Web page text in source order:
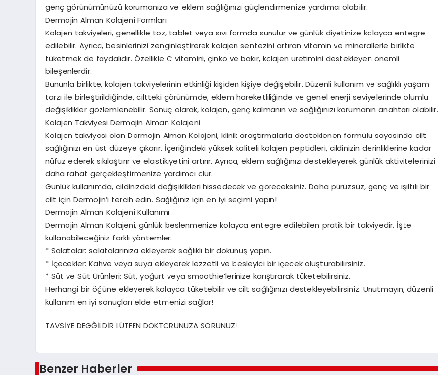
genç görünümünüzü korumanıza ve eklem sağlığınızı güçlendirmenize yardımcı olabilir.
Dermojin Alman Kolajeni Formları
Kolajen takviyeleri, genellikle toz, tablet veya sıvı formda sunulur ve günlük diyetinize kolayca entegre
edilebilir. Ayrıca, besinlerinizi zenginleştirerek kolajen sentezini artıran vitamin ve minerallerle birlikte
tüketmek de faydalıdır. Özellikle C vitamini, çinko ve bakır, kolajen üretimini destekleyen önemli
bileşenlerdir.
Bununla birlikte, kolajen takviyelerinin etkinliği kişiden kişiye değişebilir. Düzenli kullanım ve sağlıklı yaşam
tarzı ile birleştirildiğinde, ciltteki görünümde, eklem hareketliliğinde ve genel enerji seviyelerinde olumlu
değişiklikler gözlemlenebilir. Sonuç olarak, kolajen, genç kalmanın ve sağlığınızı korumanın anahtarı olabilir.
Kolajen Takviyesi Dermojin Alman Kolajeni
Kolajen takviyesi olan Dermojin Alman Kolajeni, klinik araştırmalarla desteklenen formülü sayesinde cilt
sağlığınızı en üst düzeye çıkarır. İçeriğindeki yüksek kaliteli kolajen peptidleri, cildinizin derinliklerine kadar
nüfuz ederek sıkılaştırır ve elastikiyetini artırır. Ayrıca, eklem sağlığınızı destekleyerek günlük aktivitelerinizi
daha rahat gerçekleştirmenize yardımcı olur.
Günlük kullanımda, cildinizdeki değişiklikleri hissedecek ve göreceksiniz. Daha pürüzsüz, genç ve ışıltılı bir
cilt için Dermojin’i tercih edin. Sağlığınız için en iyi seçimi yapın!
Dermojin Alman Kolajeni Kullanımı
Dermojin Alman Kolajeni, günlük beslenmenize kolayca entegre edilebilen pratik bir takviyedir. İşte
kullanabileceğiniz farklı yöntemler:
* Salatalar: salatalarınıza ekleyerek sağlıklı bir dokunuş yapın.
* İçecekler: Kahve veya suya ekleyerek lezzetli ve besleyici bir içecek oluşturabilirsiniz.
* Süt ve Süt Ürünleri: Süt, yoğurt veya smoothie’lerinize karıştırarak tüketebilirsiniz.
Herhangi bir öğüne ekleyerek kolayca tüketebilir ve cilt sağlığınızı destekleyebilirsiniz. Unutmayın, düzenli
kullanım en iyi sonuçları elde etmenizi sağlar!
TAVSİYE DEGĞİLDİR LÜTFEN DOKTORUNUZA SORUNUZ!
Benzer Haberler